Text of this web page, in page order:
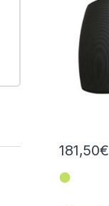
181,50€
⬤